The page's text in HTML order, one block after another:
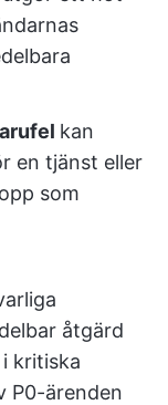
kan
en tjänst eller
som
åtgärd
kritiska
P0-ärenden